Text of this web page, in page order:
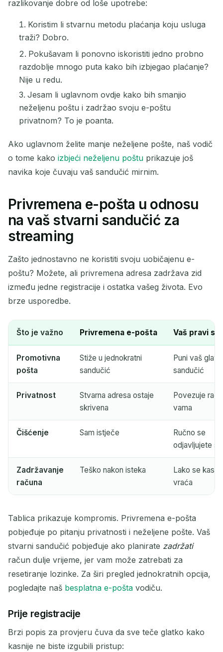
razlikovanje dobre od loše upotrebe:
Koristim li stvarnu metodu plaćanja koju usluga
traži? Dobro.
Pokušavam li ponovno iskoristiti jedno probno
razdoblje mnogo puta kako bih izbjegao plaćanje?
Nije u redu.
Jesam li uglavnom ovdje kako bih smanjio
neželjenu poštu i zadržao svoju e-poštu
privatnom? To je poanta.
Ako uglavnom želite manje neželjene pošte, naš vodič
o tome kako izbjeći neželjenu poštu prikazuje još
navika koje čuvaju vaš sandučić mirnim.
Privremena e-pošta u odnosu
na vaš stvarni sandučić za
streaming
Zašto jednostavno ne koristiti svoju uobičajenu e-
poštu? Možete, ali privremena adresa zadržava zid
između jedne registracije i ostatka vašeg života. Evo
brze usporedbe.
Što je važno Privremena e-pošta Vaš pravi
Promotivna
pošta
Stiže u jednokratni
sandučić
Puni vaš
sandučić
Privatnost
Stvarna adresa ostaje
skrivena
Povezuje
vama
Čišćenje Sam istječe
Ručno se
odjavljujete s
Zadržavanje
računa
Teško nakon isteka
Lako se
vraća
Tablica prikazuje kompromis. Privremena e-pošta
pobjeđuje po pitanju privatnosti i neželjene pošte. Vaš
stvarni sandučić pobjeđuje ako planirate zadržati
račun dulje vrijeme, jer vam može zatrebati za
resetiranje lozinke. Za širi pregled jednokratnih opcija,
pogledajte naš besplatna e-pošta vodiču.
Prije registracije
Brzi popis za provjeru čuva da sve teče glatko kako
kasnije ne biste izgubili pristup: